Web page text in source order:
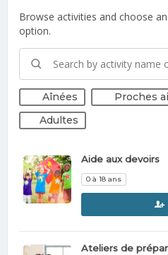
Browse activities and choose
option.
Aînées Proches
Adultes
Aide aux devoirs
0 à 18 ans
Ateliers de